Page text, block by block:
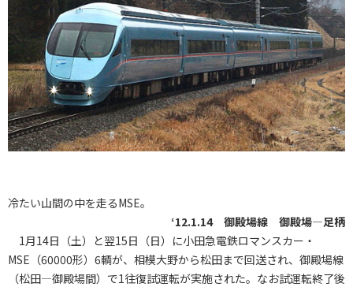
冷たい山間の中を走るMSE。
‘12.1.14 御殿場線 御殿場―足柄
1月14日（土）と翌15日（日）に小田急電鉄ロマンスカー・
MSE（60000形）6輌が、相模大野から松田まで回送され、御殿場線
（松田―御殿場間）で1往復試運転が実施された。なお試運転終了後